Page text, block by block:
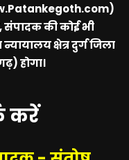
संपादक की कोई भी
क्षेत्र दुर्ग जिला
होगा।
करें